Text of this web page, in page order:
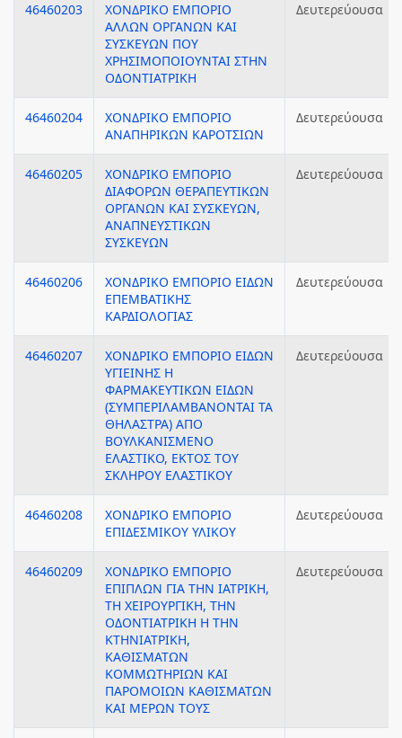
46460203
ΧΟΝΔΡΙΚΟ ΕΜΠΟΡΙΟ
ΑΛΛΩΝ ΟΡΓΑΝΩΝ ΚΑΙ
ΣΥΣΚΕΥΩΝ ΠΟΥ
ΧΡΗΣΙΜΟΠΟΙΟΥΝΤΑΙ ΣΤΗΝ
ΟΔΟΝΤΙΑΤΡΙΚΗ
Δευτερεύουσα
46460204
ΧΟΝΔΡΙΚΟ ΕΜΠΟΡΙΟ
ΑΝΑΠΗΡΙΚΩΝ ΚΑΡΟΤΣΙΩΝ
Δευτερεύουσα
46460205
ΧΟΝΔΡΙΚΟ ΕΜΠΟΡΙΟ
ΔΙΑΦΟΡΩΝ ΘΕΡΑΠΕΥΤΙΚΩΝ
ΟΡΓΑΝΩΝ ΚΑΙ ΣΥΣΚΕΥΩΝ,
ΑΝΑΠΝΕΥΣΤΙΚΩΝ
ΣΥΣΚΕΥΩΝ
Δευτερεύουσα
46460206
ΧΟΝΔΡΙΚΟ ΕΜΠΟΡΙΟ ΕΙΔΩΝ
ΕΠΕΜΒΑΤΙΚΗΣ
ΚΑΡΔΙΟΛΟΓΙΑΣ
Δευτερεύουσα
46460207
ΧΟΝΔΡΙΚΟ ΕΜΠΟΡΙΟ ΕΙΔΩΝ
ΥΓΙΕΙΝΗΣ Η
ΦΑΡΜΑΚΕΥΤΙΚΩΝ ΕΙΔΩΝ
(ΣΥΜΠΕΡΙΛΑΜΒΑΝΟΝΤΑΙ ΤΑ
ΘΗΛΑΣΤΡΑ) ΑΠΟ
ΒΟΥΛΚΑΝΙΣΜΕΝΟ
ΕΛΑΣΤΙΚΟ, ΕΚΤΟΣ ΤΟΥ
ΣΚΛΗΡΟΥ ΕΛΑΣΤΙΚΟΥ
Δευτερεύουσα
46460208
ΧΟΝΔΡΙΚΟ ΕΜΠΟΡΙΟ
ΕΠΙΔΕΣΜΙΚΟΥ ΥΛΙΚΟΥ
Δευτερεύουσα
46460209
ΧΟΝΔΡΙΚΟ ΕΜΠΟΡΙΟ
ΕΠΙΠΛΩΝ ΓΙΑ ΤΗΝ ΙΑΤΡΙΚΗ,
ΤΗ ΧΕΙΡΟΥΡΓΙΚΗ, ΤΗΝ
ΟΔΟΝΤΙΑΤΡΙΚΗ Η ΤΗΝ
ΚΤΗΝΙΑΤΡΙΚΗ,
ΚΑΘΙΣΜΑΤΩΝ
ΚΟΜΜΩΤΗΡΙΩΝ ΚΑΙ
ΠΑΡΟΜΟΙΩΝ ΚΑΘΙΣΜΑΤΩΝ
ΚΑΙ ΜΕΡΩΝ ΤΟΥΣ
Δευτερεύουσα